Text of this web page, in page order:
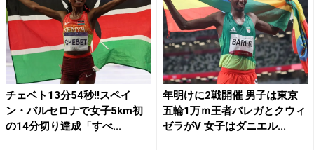
チェベト13分54秒!!スペイ
ン・バルセロナで女子5km初
の14分切り達成「すべ...
年明けに2戦開催 男子は東京
五輪1万ｍ王者バレガとクウィ
ゼラがV 女子はダニエル...